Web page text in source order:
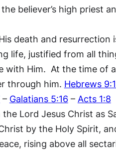
believer’s high priest
death and
life, justified from all
with Him. At the time of
through him. Hebrews
– Galatians 5:16 – Acts 1:8
Lord Jesus Christ as
by the Holy Spirit,
rising above all